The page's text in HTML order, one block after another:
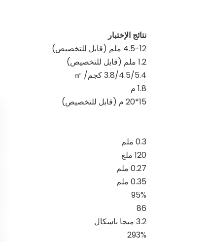
نتائج الإختبار
4.5-12 ملم (قابل للتخصيص)
1.2 ملم (قابل للتخصيص)
3.8/4.5/5.4 كجم/
㎡
1.8 م
15*20 م (قابل للتخصيص)
0.3 ملم
120 ملغ
0.27 ملم
0.35 ملم
95%
86
3.2 ميجا باسكال
293%